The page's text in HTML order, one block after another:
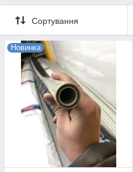
Сортування
Новинка